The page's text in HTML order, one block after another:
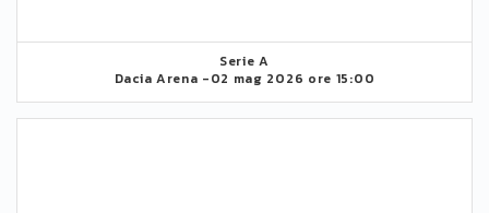
Serie A
Dacia Arena -02 mag 2026 ore 15:00